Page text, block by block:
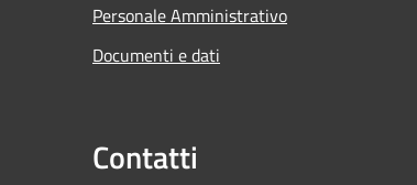
Personale Amministrativo
Documenti e dati
Contatti